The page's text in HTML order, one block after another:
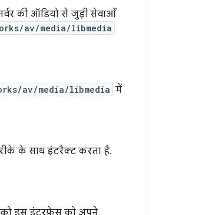
की ऑडियो से जुड़ी सेवाओं
av/media/libmedia
av/media/libmedia में
के साथ इंटरैक्ट करता है.
इस इंटरफ़ेस को अपने